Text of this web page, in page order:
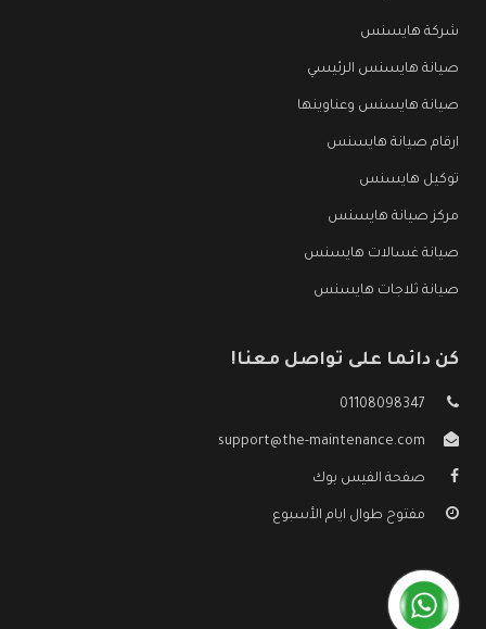
شركة هايسنس
صيانة هايسنس الرئيسي
صيانة هايسنس وعناوينها
ارقام صيانة هايسنس
توكيل هايسنس
مركز صيانة هايسنس
صيانة غسالات هايسنس
صيانة ثلاجات هايسنس
كن دائما على تواصل معنا!
01108098347
support@the-maintenance.com
صفحة الفيس بوك
مفتوح طوال ايام الأسبوع